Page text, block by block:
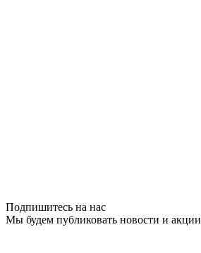
Подпишитесь на нас
Мы будем публиковать новости и акции